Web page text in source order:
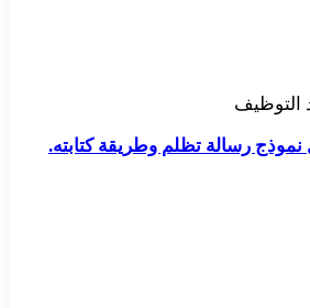
نموذج رسالة تظلم وطريقة كتابته.